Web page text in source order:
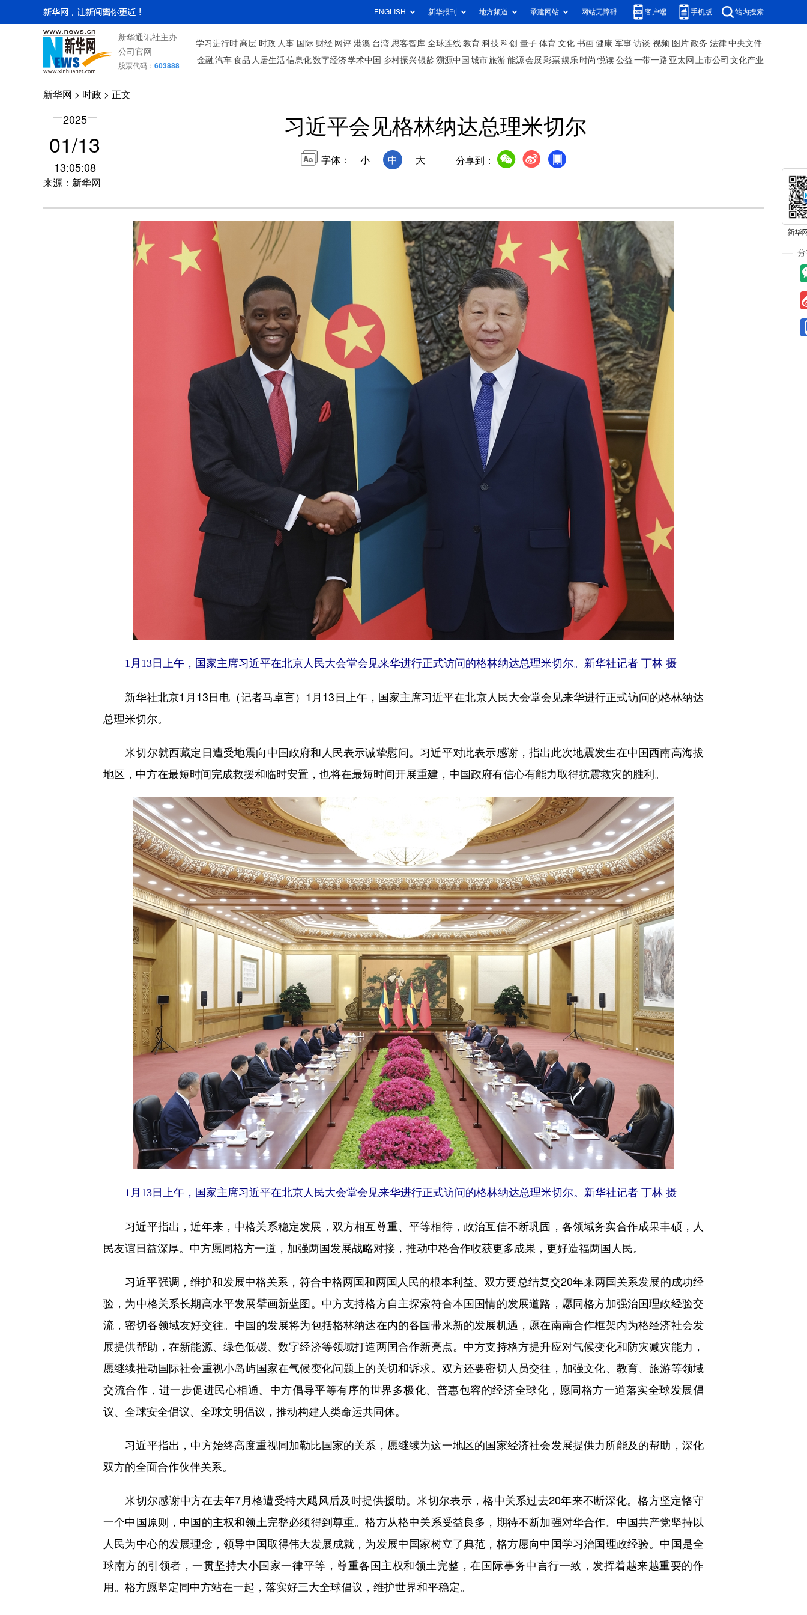
ENGLISH 新华报刊 地方频道 承建网站 网站无障碍 客户端 手机版 站内搜索
新华通讯社主办
公司官网
股票代码： 603888
学习进行时 高层 时政 人事 国际 财经 网评 港澳 台湾 思客智库 全球连线 教育 科技 科创 量子 体育 文化 书画 健康 军事 访谈 视频 图片 政务 法律 中央文件
金融 汽车 食品 人居生活信息化数字经济学术中国 乡村振兴银龄溯源中国 城市旅游 能源 会展 彩票娱乐 时尚 悦读 公益 一带一路 亚太网 上市公司 文化产业
新华网 > 时政 > 正文
2025
01/13
13:05:08
来源：新华网
习近平会见格林纳达总理米切尔
字体： 小 中 大 分享到：
1月13日上午，国家主席习近平在北京人民大会堂会见来华进行正式访问的格林纳达总理米切尔。新华社记者 丁林 摄
新华社北京1月13日电（记者马卓言）1月13日上午，国家主席习近平在北京人民大会堂会见来华进行正式访问的格林纳达
总理米切尔。
米切尔就西藏定日遭受地震向中国政府和人民表示诚挚慰问。习近平对此表示感谢，指出此次地震发生在中国西南高海拔
地区，中方在最短时间完成救援和临时安置，也将在最短时间开展重建，中国政府有信心有能力取得抗震救灾的胜利。
1月13日上午，国家主席习近平在北京人民大会堂会见来华进行正式访问的格林纳达总理米切尔。新华社记者 丁林 摄
习近平指出，近年来，中格关系稳定发展，双方相互尊重、平等相待，政治互信不断巩固，各领域务实合作成果丰硕，人
民友谊日益深厚。中方愿同格方一道，加强两国发展战略对接，推动中格合作收获更多成果，更好造福两国人民。
习近平强调，维护和发展中格关系，符合中格两国和两国人民的根本利益。双方要总结复交20年来两国关系发展的成功经
验，为中格关系长期高水平发展擘画新蓝图。中方支持格方自主探索符合本国国情的发展道路，愿同格方加强治国理政经验交
流，密切各领域友好交往。中国的发展将为包括格林纳达在内的各国带来新的发展机遇，愿在南南合作框架内为格经济社会发
展提供帮助，在新能源、绿色低碳、数字经济等领域打造两国合作新亮点。中方支持格方提升应对气候变化和防灾减灾能力，
愿继续推动国际社会重视小岛屿国家在气候变化问题上的关切和诉求。双方还要密切人员交往，加强文化、教育、旅游等领域
交流合作，进一步促进民心相通。中方倡导平等有序的世界多极化、普惠包容的经济全球化，愿同格方一道落实全球发展倡
议、全球安全倡议、全球文明倡议，推动构建人类命运共同体。
习近平指出，中方始终高度重视同加勒比国家的关系，愿继续为这一地区的国家经济社会发展提供力所能及的帮助，深化
双方的全面合作伙伴关系。
米切尔感谢中方在去年7月格遭受特大飓风后及时提供援助。米切尔表示，格中关系过去20年来不断深化。格方坚定恪守
一个中国原则，中国的主权和领土完整必须得到尊重。格方从格中关系受益良多，期待不断加强对华合作。中国共产党坚持以
人民为中心的发展理念，领导中国取得伟大发展成就，为发展中国家树立了典范，格方愿向中国学习治国理政经验。中国是全
球南方的引领者，一贯坚持大小国家一律平等，尊重各国主权和领土完整，在国际事务中言行一致，发挥着越来越重要的作
用。格方愿坚定同中方站在一起，落实好三大全球倡议，维护世界和平稳定。